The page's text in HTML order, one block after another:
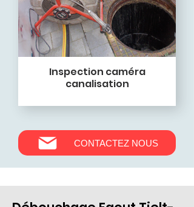
Inspection caméra
canalisation
CONTACTEZ NOUS